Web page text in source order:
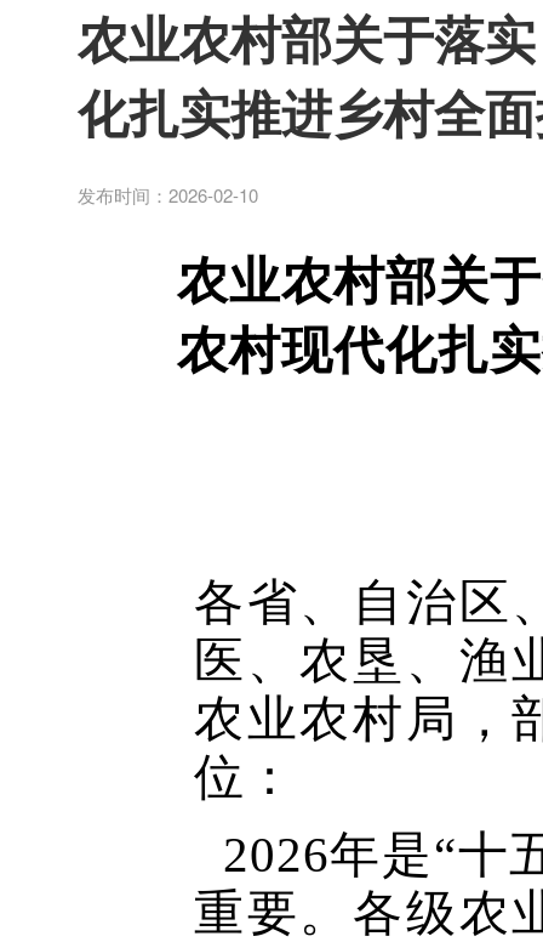
农业农村部关于落
化扎实推进乡村全
发布时间：2026-02-10
农业农村部关
农村现代化扎
各省、自治区
医、农垦、渔
农业农村局，
位：
2026年是“十
重要。各级农